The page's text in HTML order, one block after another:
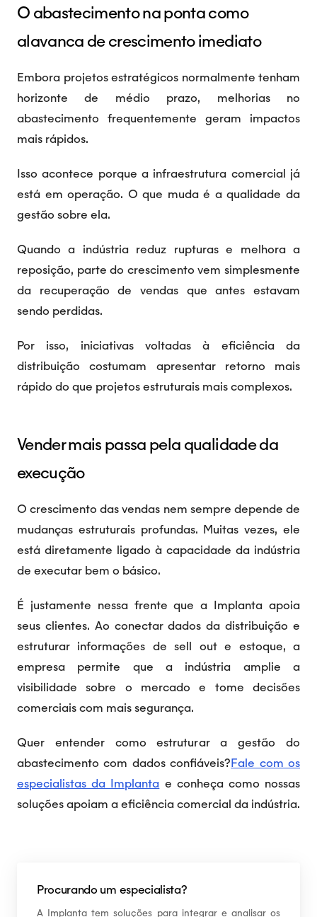
O abastecimento na ponta como
alavanca de crescimento imediato
Embora projetos estratégicos normalmente tenham
horizonte de médio prazo, melhorias no
abastecimento frequentemente geram impactos
mais rápidos.
Isso acontece porque a infraestrutura comercial já
está em operação. O que muda é a qualidade da
gestão sobre ela.
Quando a indústria reduz rupturas e melhora a
reposição, parte do crescimento vem simplesmente
da recuperação de vendas que antes estavam
sendo perdidas.
Por isso, iniciativas voltadas à eficiência da
distribuição costumam apresentar retorno mais
rápido do que projetos estruturais mais complexos.
Vender mais passa pela qualidade da
execução
O crescimento das vendas nem sempre depende de
mudanças estruturais profundas. Muitas vezes, ele
está diretamente ligado à capacidade da indústria
de executar bem o básico.
É justamente nessa frente que a Implanta apoia
seus clientes. Ao conectar dados da distribuição e
estruturar informações de sell out e estoque, a
empresa permite que a indústria amplie a
visibilidade sobre o mercado e tome decisões
comerciais com mais segurança.
Quer entender como estruturar a gestão do
abastecimento com dados confiáveis?Fale com os
especialistas da Implanta e conheça como nossas
soluções apoiam a eficiência comercial da indústria.
Procurando um especialista?
A Implanta tem soluções para integrar e analisar os